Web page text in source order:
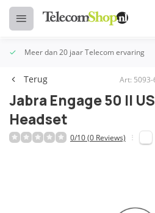
Meer dan 20 jaar Telecom ervaring
Terug Art: 5093-
Jabra Engage 50 II
Headset
0/10 (0 Reviews)